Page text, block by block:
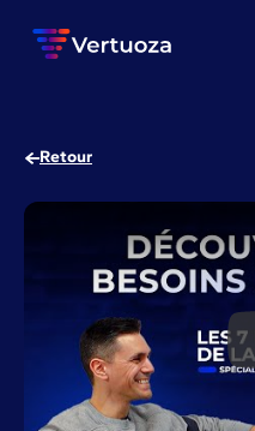
Retour